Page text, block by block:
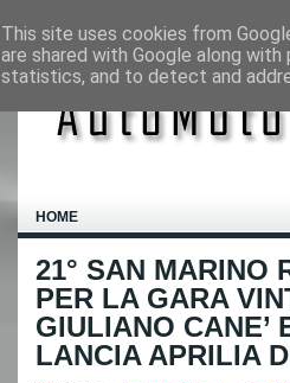
HOME
21° SAN MARINO
PER LA GARA
GIULIANO CANE’
LANCIA APRILIA
This site uses cookies from
are shared with Google along
statistics, and to detect and